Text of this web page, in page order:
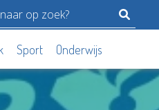
Sport Onderwijs